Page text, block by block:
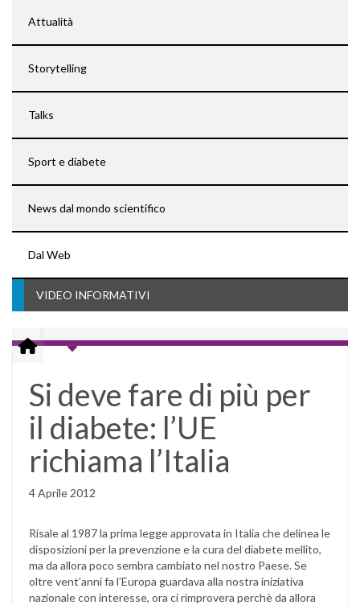
Attualità
Storytelling
Talks
Sport e diabete
News dal mondo scientifico
Dal Web
VIDEO INFORMATIVI
Si deve fare di più per
il diabete: l’UE
richiama l’Italia
4 Aprile 2012
Risale al 1987 la prima legge approvata in Italia che delinea le
disposizioni per la prevenzione e la cura del diabete mellito,
ma da allora poco sembra cambiato nel nostro Paese. Se
oltre vent’anni fa l’Europa guardava alla nostra iniziativa
nazionale con interesse, ora ci rimprovera perchè da allora